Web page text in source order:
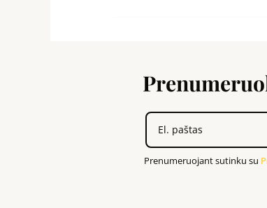
Prenumeruojant sutinku su